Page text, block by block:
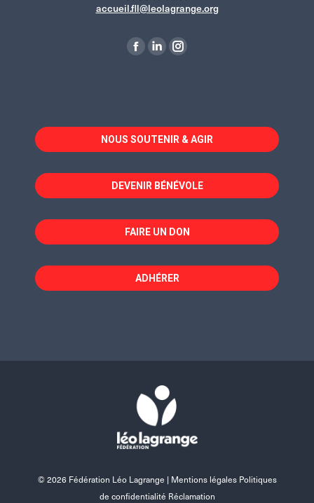
accueil.fll@leolagrange.org
La
dans
une
fenêtre
La
dans
une
fenêtre
La
dans
une
fenêtre
NOUS SOUTENIR & AGIR
DEVENIR BÉNÉVOLE
FAIRE UN DON
ADHÉRER
© 2026 Fédération Léo Lagrange | Mentions légales Politiques
de confidentialité Réclamation